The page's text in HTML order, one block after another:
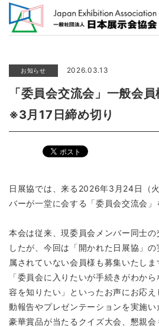
お知らせ 2026.03.13
「委員会交流会」一般会
※3月17日締め切り
日展協では、来る2026年3月24日（
バーが一堂に会する「委員会交流会」
本会は従来、現委員会メンバー同士
したが、今回は「開かれた日展協」
属されていない会員様も募集いたしま
「委員会に入りたいが手続きがわか
容を知りたい」といったお声にお応
動報告やプレゼンテーションを実施い
豪華賞品が当たるクイズ大会、懇親会